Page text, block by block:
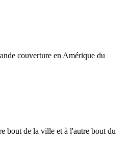
couverture en Amérique du
bout de la ville et à l'autre bout du